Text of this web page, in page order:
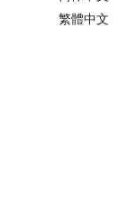
繁體中文